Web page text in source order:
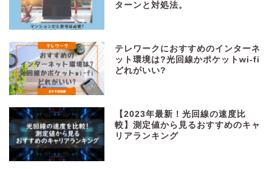
ターンと対処法。
テレワークにおすすめのインターネ
ット環境は?光回線かポケットwi-fi
どれがいい?
【2023年最新！光回線の速度比
較】測定値から見るおすすめのキャ
リアランキング